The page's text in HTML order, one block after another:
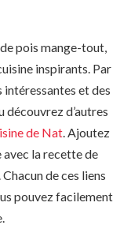
pois mange-tout,
inspirants. Par
et des
découvrez d’autres
de Nat. Ajoutez
avec la recette de
Chacun de ces liens
pouvez facilement